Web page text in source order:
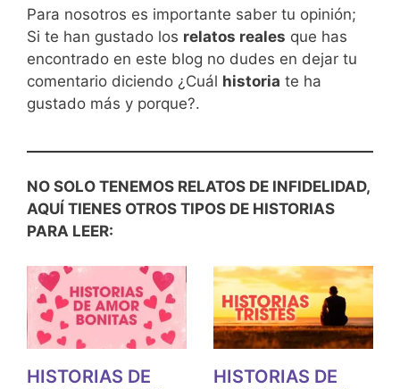
Para nosotros es importante saber tu opinión;
Si te han gustado los relatos reales que has
encontrado en este blog no dudes en dejar tu
comentario diciendo ¿Cuál historia te ha
gustado más y porque?.
NO SOLO TENEMOS RELATOS DE INFIDELIDAD,
AQUÍ TIENES OTROS TIPOS DE HISTORIAS
PARA LEER:
HISTORIAS DE
HISTORIAS DE